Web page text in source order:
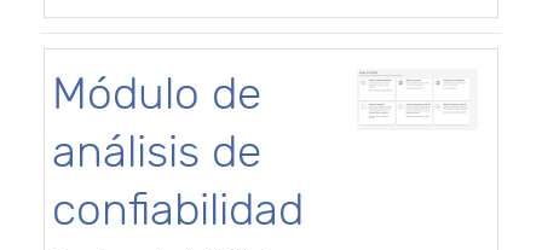
Módulo de
análisis de
confiabilidad